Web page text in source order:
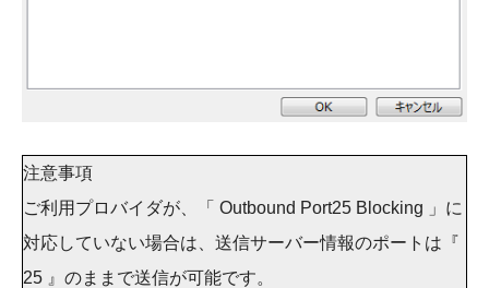
注意事項
ご利用プロバイダが、「 Outbound Port25 Blocking 」に
対応していない場合は、送信サーバー情報のポートは『
25 』のままで送信が可能です。